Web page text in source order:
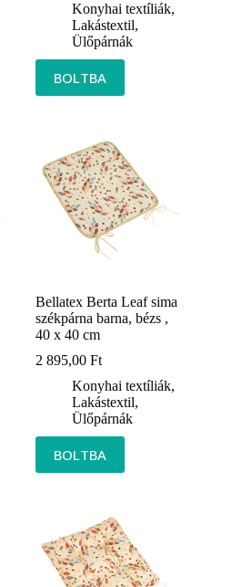
Konyhai textíliák,
Lakástextil,
Ülőpárnák
BOLTBA
Bellatex Berta Leaf sima
székpárna barna, bézs ,
40 x 40 cm
2 895,00Ft
Konyhai textíliák,
Lakástextil,
Ülőpárnák
BOLTBA